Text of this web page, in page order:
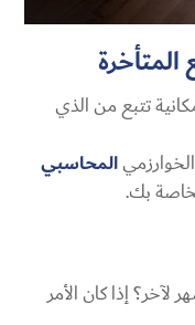
تتبع من الذي
المحاسبي
بك.
إذا كان الأمر